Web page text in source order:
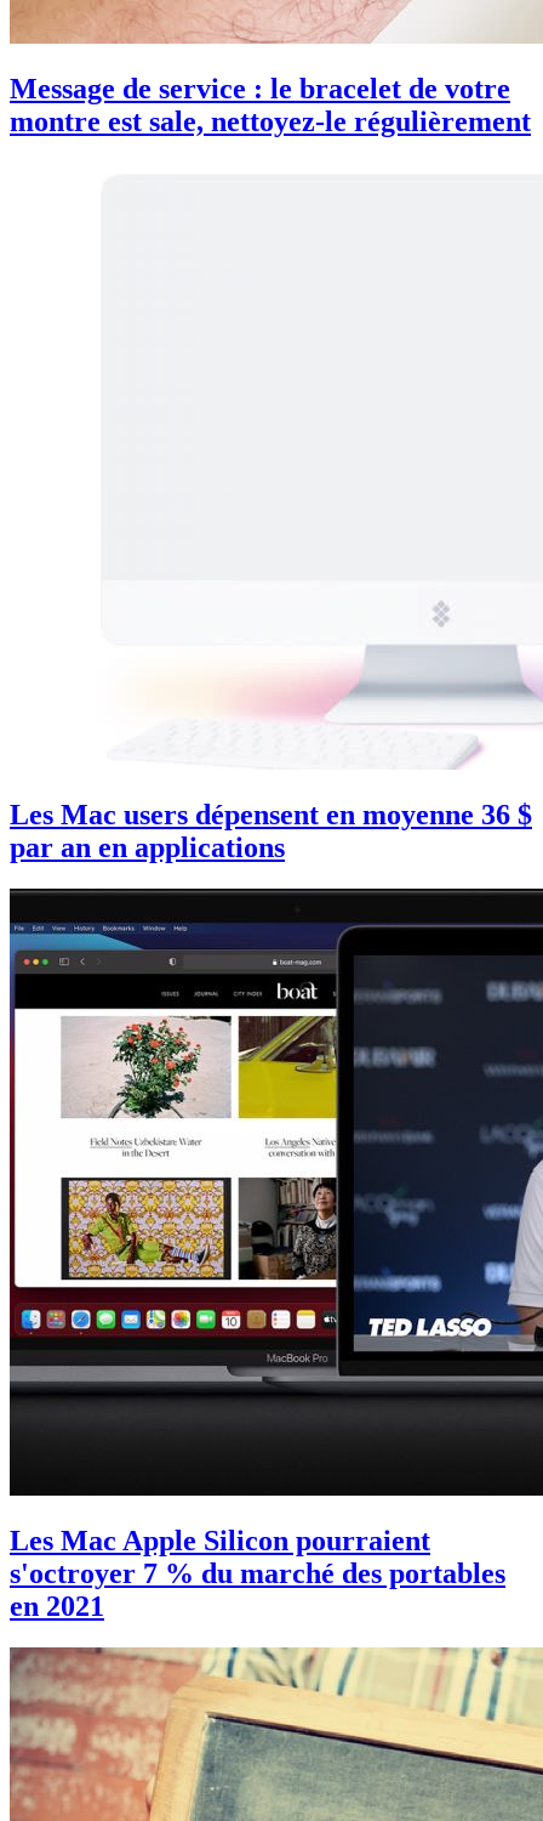
Message de service : le bracelet de votre
montre est sale, nettoyez-le régulièrement
Les Mac users dépensent en moyenne 36 $
par an en applications
Les Mac Apple Silicon pourraient
s'octroyer 7 % du marché des portables
en 2021